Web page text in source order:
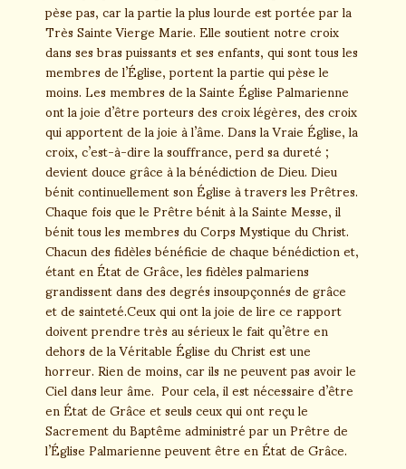
pèse pas, car la partie la plus lourde est portée par la
Très Sainte Vierge Marie. Elle soutient notre croix
dans ses bras puissants et ses enfants, qui sont tous les
membres de l’Église, portent la partie qui pèse le
moins. Les membres de la Sainte Église Palmarienne
ont la joie d’être porteurs des croix légères, des croix
qui apportent de la joie à l’âme. Dans la Vraie Église, la
croix, c’est-à-dire la souffrance, perd sa dureté ;
devient douce grâce à la bénédiction de Dieu. Dieu
bénit continuellement son Église à travers les Prêtres.
Chaque fois que le Prêtre bénit à la Sainte Messe, il
bénit tous les membres du Corps Mystique du Christ.
Chacun des fidèles bénéficie de chaque bénédiction et,
étant en État de Grâce, les fidèles palmariens
grandissent dans des degrés insoupçonnés de grâce
et de sainteté.Ceux qui ont la joie de lire ce rapport
doivent prendre très au sérieux le fait qu’être en
dehors de la Véritable Église du Christ est une
horreur. Rien de moins, car ils ne peuvent pas avoir le
Ciel dans leur âme. Pour cela, il est nécessaire d’être
en État de Grâce et seuls ceux qui ont reçu le
Sacrement du Baptême administré par un Prêtre de
l’Église Palmarienne peuvent être en État de Grâce.